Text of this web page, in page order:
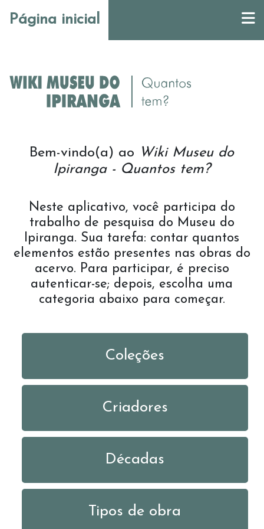
Página inicial
Bem-vindo(a) ao Wiki Museu do
Ipiranga - Quantos tem?
Neste aplicativo, você participa do
trabalho de pesquisa do Museu do
Ipiranga. Sua tarefa: contar quantos
elementos estão presentes nas obras do
acervo. Para participar, é preciso
autenticar-se; depois, escolha uma
categoria abaixo para começar.
Coleções
Criadores
Décadas
Tipos de obra